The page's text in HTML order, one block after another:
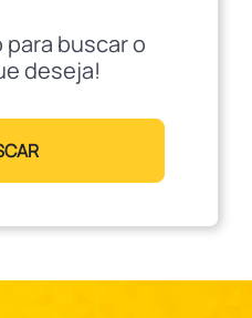
buscar o
deseja!